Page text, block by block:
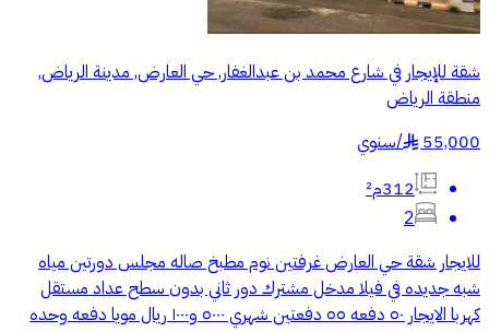
شقة للإيجار في شارع محمد بن عبدالغفار, حي العارض, مدينة الرياض,
منطقة الرياض
55,000
§
/سنوي
312م²
2
للايجار شقة حي العارض غرفتين نوم مطبخ صاله مجلس دورتين مياه
شبه جديده في فيلا مدخل مشترك دور ثاني بدون سطح عداد مستقل
كهربا الايجار ٥٠ دفعه ٥٥ دفعتين شهري ٥٠٠٠ و١٠٠٠ ريال مويا دفعه وحده